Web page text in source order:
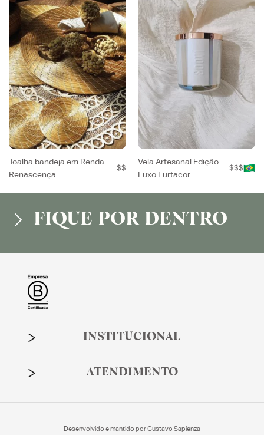
Toalha bandeja em Renda
Renascença
$$
Vela Artesanal Edição
Luxo Furtacor
$$$
FIQUE POR DENTRO
INSTITUCIONAL
ATENDIMENTO
Desenvolvido e mantido porGustavo Sapienza